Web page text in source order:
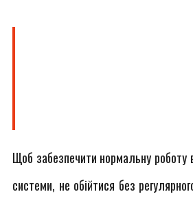
Щоб забезпечити нормальну роботу
системи, не обійтися без